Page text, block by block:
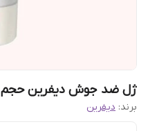
ژل ضد جوش دیفرین حجم 30 میلی لیتر
برند: دیفرین